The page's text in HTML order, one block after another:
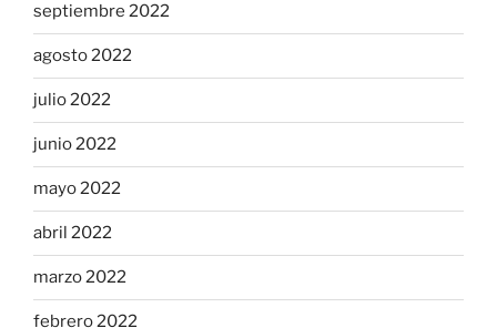
septiembre 2022
agosto 2022
julio 2022
junio 2022
mayo 2022
abril 2022
marzo 2022
febrero 2022